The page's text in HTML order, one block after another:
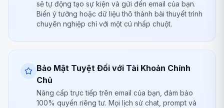
sẽ tự động tạo sự kiện và gửi đến email của bạn.
Biến ý tưởng hoặc dữ liệu thô thành bài thuyết trình
chuyên nghiệp chỉ với một cú nhấp chuột.
Bảo Mật Tuyệt Đối với Tài Khoản Chính
Chủ
Nâng cấp trực tiếp trên email của bạn, đảm bảo
100% quyền riêng tư. Mọi lịch sử chat, prompt và